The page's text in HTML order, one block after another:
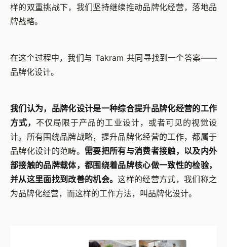
样的双重挑战下，我们坚持继续推动品牌化经营，落地品
牌战略。
在这个过程中，我们与 Takram 共同寻找到一个答案——
品牌化设计。
我们认为，品牌化设计是一种综合提升品牌化经营的工作
方式， 不仅局限于产品的工业设计，或者可见的视觉设
计。所有围绕品牌战略，提升品牌化经营的工作，都属于
品牌化设计的范畴。 需要把所有与消费者接触，以及内外
部接触的品牌载体，都围绕着品牌核心做一致性的检验，
并从这里面找到改善的机会。这样的经营方式，我们称之
为品牌化经营，而这样的工作方法，叫品牌化设计。